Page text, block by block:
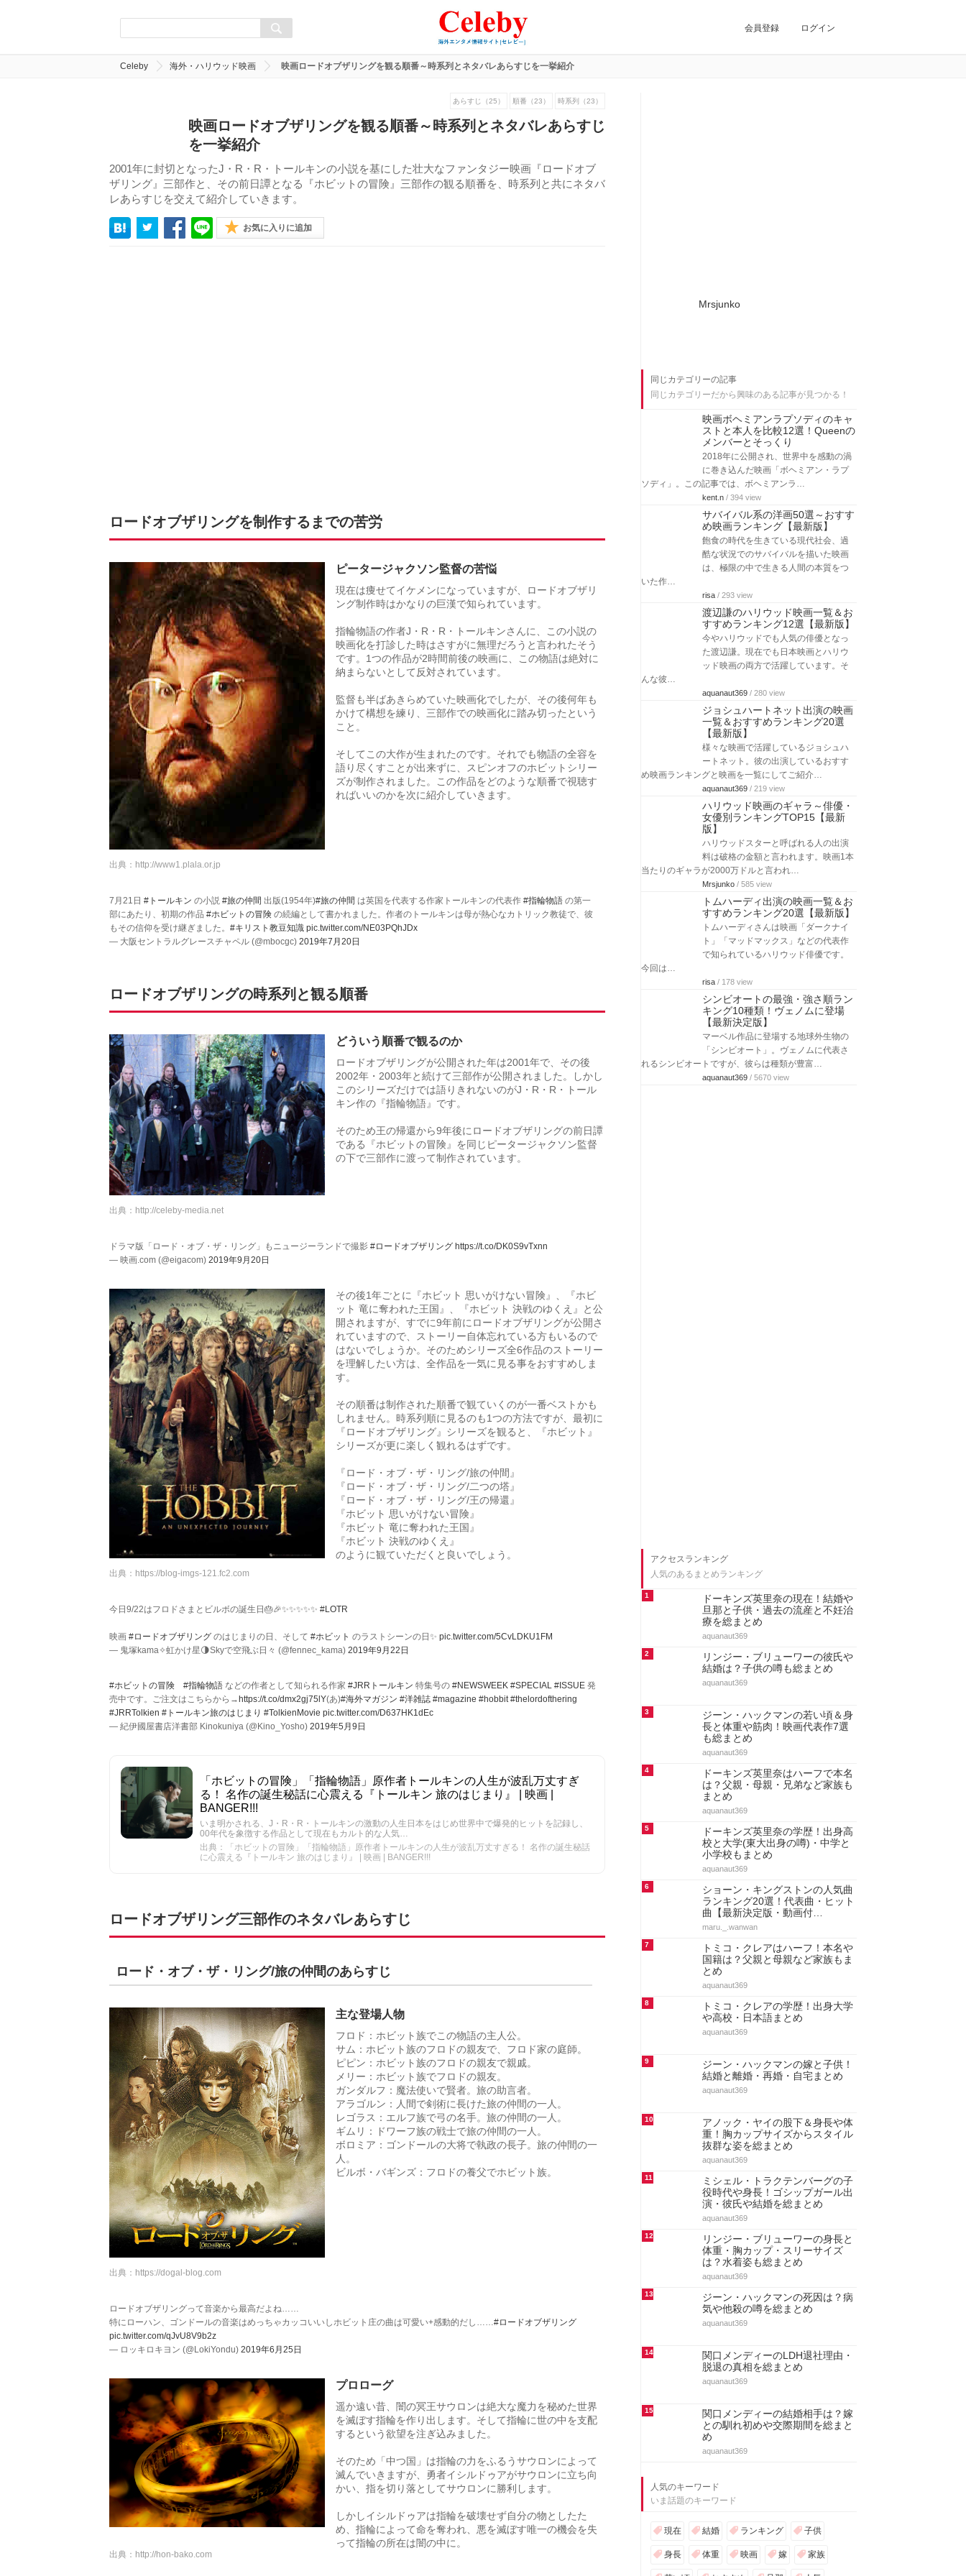
会員登録 ログイン
Celeby 海外・ハリウッド映画 映画ロードオブザリングを観る順番～時系列とネタバレあらすじを一挙紹介
あらすじ（25） 順番（23） 時系列（23）
映画ロードオブザリングを観る順番～時系列とネタバレあらすじ
を一挙紹介
2001年に封切となったJ・R・R・トールキンの小説を基にした壮大なファンタジー映画『ロードオブ
ザリング』三部作と、その前日譚となる『ホビットの冒険』三部作の観る順番を、時系列と共にネタバ
レあらすじを交えて紹介していきます。
お気に入りに追加
ロードオブザリングを制作するまでの苦労
ピータージャクソン監督の苦悩
現在は痩せてイケメンになっていますが、ロードオブザリ
ング制作時はかなりの巨漢で知られています。
指輪物語の作者J・R・R・トールキンさんに、この小説の
映画化を打診した時はさすがに無理だろうと言われたそう
です。1つの作品が2時間前後の映画に、この物語は絶対に
納まらないとして反対されています。
監督も半ばあきらめていた映画化でしたが、その後何年も
かけて構想を練り、三部作での映画化に踏み切ったという
こと。
そしてこの大作が生まれたのです。それでも物語の全容を
語り尽くすことが出来ずに、スピンオフのホビットシリー
ズが制作されました。この作品をどのような順番で視聴す
ればいいのかを次に紹介していきます。
出典： http://www1.plala.or.jp
7月21日 #トールキン の小説 #旅の仲間 出版(1954年)#旅の仲間 は英国を代表する作家トールキンの代表作 #指輪物語 の第一
部にあたり、初期の作品 #ホビットの冒険 の続編として書かれました。作者のトールキンは母が熱心なカトリック教徒で、彼
もその信仰を受け継ぎました。 #キリスト教豆知識 pic.twitter.com/NE03PQhJDx
— 大阪セントラルグレースチャペル (@mbocgc) 2019年7月20日
ロードオブザリングの時系列と観る順番
どういう順番で観るのか
ロードオブザリングが公開された年は2001年で、その後
2002年・2003年と続けて三部作が公開されました。しかし
このシリーズだけでは語りきれないのがJ・R・R・トール
キン作の『指輪物語』です。
そのため王の帰還から9年後にロードオブザリングの前日譚
である『ホビットの冒険』を同じピータージャクソン監督
の下で三部作に渡って制作されています。
出典： http://celeby-media.net
ドラマ版「ロード・オブ・ザ・リング」もニュージーランドで撮影 #ロードオブザリング https://t.co/DK0S9vTxnn
— 映画.com (@eigacom) 2019年9月20日
その後1年ごとに『ホビット 思いがけない冒険』、『ホビ
ット 竜に奪われた王国』、『ホビット 決戦のゆくえ』と公
開されますが、すでに9年前にロードオブザリングが公開さ
れていますので、ストーリー自体忘れている方もいるので
はないでしょうか。そのためシリーズ全6作品のストーリー
を理解したい方は、全作品を一気に見る事をおすすめしま
す。
その順番は制作された順番で観ていくのが一番ベストかも
しれません。時系列順に見るのも1つの方法ですが、最初に
『ロードオブザリング』シリーズを観ると、『ホビット』
シリーズが更に楽しく観れるはずです。
『ロード・オブ・ザ・リング/旅の仲間』
『ロード・オブ・ザ・リング/二つの塔』
『ロード・オブ・ザ・リング/王の帰還』
『ホビット 思いがけない冒険』
『ホビット 竜に奪われた王国』
『ホビット 決戦のゆくえ』
のように観ていただくと良いでしょう。
出典： https://blog-imgs-121.fc2.com
今日9/22はフロドさまとビルボの誕生日🎂🎉✨✨✨✨✨ #LOTR
映画 #ロードオブザリング のはじまりの日、そして #ホビット のラストシーンの日✨ pic.twitter.com/5CvLDKU1FM
— 鬼塚kama✧虹かけ星🌗Skyで空飛ぶ日々 (@fennec_kama) 2019年9月22日
#ホビットの冒険 #指輪物語 などの作者として知られる作家 #JRRトールキン 特集号の #NEWSWEEK #SPECIAL #ISSUE 発
売中です。ご注文はこちらから→ https://t.co/dmx2gj75lY(あ)#海外マガジン #洋雑誌 #magazine #hobbit #thelordofthering
#JRRTolkien #トールキン旅のはじまり #TolkienMovie pic.twitter.com/D637HK1dEc
— 紀伊國屋書店洋書部 Kinokuniya (@Kino_Yosho) 2019年5月9日
「ホビットの冒険」「指輪物語」原作者トールキンの人生が波乱万丈すぎ
る！ 名作の誕生秘話に心震える『トールキン 旅のはじまり』 | 映画 |
BANGER!!!
いま明かされる、J・R・R・トールキンの激動の人生日本をはじめ世界中で爆発的ヒットを記録し、
00年代を象徴する作品として現在もカルト的な人気…
出典：「ホビットの冒険」「指輪物語」原作者トールキンの人生が波乱万丈すぎる！ 名作の誕生秘話
に心震える『トールキン 旅のはじまり』 | 映画 | BANGER!!!
ロードオブザリング三部作のネタバレあらすじ
ロード・オブ・ザ・リング/旅の仲間のあらすじ
主な登場人物
フロド：ホビット族でこの物語の主人公。
サム：ホビット族のフロドの親友で、フロド家の庭師。
ピピン：ホビット族のフロドの親友で親戚。
メリー：ホビット族でフロドの親友。
ガンダルフ：魔法使いで賢者。旅の助言者。
アラゴルン：人間で剣術に長けた旅の仲間の一人。
レゴラス：エルフ族で弓の名手。旅の仲間の一人。
ギムリ：ドワーフ族の戦士で旅の仲間の一人。
ボロミア：ゴンドールの大将で執政の長子。旅の仲間の一
人。
ビルボ・バギンズ：フロドの養父でホビット族。
出典： https://dogal-blog.com
ロードオブザリングって音楽から最高だよね……
特にローハン、ゴンドールの音楽はめっちゃカッコいいしホビット庄の曲は可愛い+感動的だし……#ロードオブザリング
pic.twitter.com/qJvU8V9b2z
— ロッキロキヨン (@LokiYondu) 2019年6月25日
プロローグ
遥か遠い昔、闇の冥王サウロンは絶大な魔力を秘めた世界
を滅ぼす指輪を作り出します。そして指輪に世の中を支配
するという欲望を注ぎ込みました。
そのため「中つ国」は指輪の力をふるうサウロンによって
滅んでいきますが、勇者イシルドゥアがサウロンに立ち向
かい、指を切り落としてサウロンに勝利します。
しかしイシルドゥアは指輪を破壊せず自分の物としたた
め、指輪によって命を奪われ、悪を滅ぼす唯一の機会を失
って指輪の所在は闇の中に。
出典： http://hon-bako.com
Mrsjunko
同じカテゴリーの記事
同じカテゴリーだから興味のある記事が見つかる！
映画ボヘミアンラプソディのキャ
ストと本人を比較12選！Queenの
メンバーとそっくり
2018年に公開され、世界中を感動の渦
に巻き込んだ映画「ボヘミアン・ラプ
ソディ」。この記事では、ボヘミアンラ…
kent.n / 394 view
サバイバル系の洋画50選～おすす
め映画ランキング【最新版】
飽食の時代を生きている現代社会、過
酷な状況でのサバイバルを描いた映画
は、極限の中で生きる人間の本質をつ
いた作…
risa / 293 view
渡辺謙のハリウッド映画一覧＆お
すすめランキング12選【最新版】
今やハリウッドでも人気の俳優となっ
た渡辺謙。現在でも日本映画とハリウ
ッド映画の両方で活躍しています。そ
んな彼…
aquanaut369 / 280 view
ジョシュハートネット出演の映画
一覧＆おすすめランキング20選
【最新版】
様々な映画で活躍しているジョシュハ
ートネット。彼の出演しているおすす
め映画ランキングと映画を一覧にしてご紹介…
aquanaut369 / 219 view
ハリウッド映画のギャラ～俳優・
女優別ランキングTOP15【最新
版】
ハリウッドスターと呼ばれる人の出演
料は破格の金額と言われます。映画1本
当たりのギャラが2000万ドルと言われ…
Mrsjunko / 585 view
トムハーディ出演の映画一覧＆お
すすめランキング20選【最新版】
トムハーディさんは映画「ダークナイ
ト」「マッドマックス」などの代表作
で知られているハリウッド俳優です。
今回は…
risa / 178 view
シンビオートの最強・強さ順ラン
キング10種類！ヴェノムに登場
【最新決定版】
マーベル作品に登場する地球外生物の
「シンビオート」。ヴェノムに代表さ
れるシンビオートですが、彼らは種類が豊富…
aquanaut369 / 5670 view
アクセスランキング
人気のあるまとめランキング
1
ドーキンズ英里奈の現在！結婚や
旦那と子供・過去の流産と不妊治
療を総まとめ
aquanaut369
2
リンジー・ブリューワーの彼氏や
結婚は？子供の噂も総まとめ
aquanaut369
3
ジーン・ハックマンの若い頃＆身
長と体重や筋肉！映画代表作7選
も総まとめ
aquanaut369
4
ドーキンズ英里奈はハーフで本名
は？父親・母親・兄弟など家族も
まとめ
aquanaut369
5
ドーキンズ英里奈の学歴！出身高
校と大学(東大出身の噂)・中学と
小学校もまとめ
aquanaut369
6
ショーン・キングストンの人気曲
ランキング20選！代表曲・ヒット
曲【最新決定版・動画付…
maru._.wanwan
7
トミコ・クレアはハーフ！本名や
国籍は？父親と母親など家族もま
とめ
aquanaut369
8
トミコ・クレアの学歴！出身大学
や高校・日本語まとめ
aquanaut369
9
ジーン・ハックマンの嫁と子供！
結婚と離婚・再婚・自宅まとめ
aquanaut369
10
アノック・ヤイの股下＆身長や体
重！胸カップサイズからスタイル
抜群な姿を総まとめ
aquanaut369
11
ミシェル・トラクテンバーグの子
役時代や身長！ゴシップガール出
演・彼氏や結婚を総まとめ
aquanaut369
12
リンジー・ブリューワーの身長と
体重・胸カップ・スリーサイズ
は？水着姿も総まとめ
aquanaut369
13
ジーン・ハックマンの死因は？病
気や他殺の噂を総まとめ
aquanaut369
14
関口メンディーのLDH退社理由・
脱退の真相を総まとめ
aquanaut369
15
関口メンディーの結婚相手は？嫁
との馴れ初めや交際期間を総まと
め
aquanaut369
人気のキーワード
いま話題のキーワード
現在 結婚 ランキング 子供
身長 体重 映画 嫁 家族